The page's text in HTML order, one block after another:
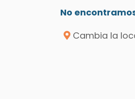
No
Cambia la